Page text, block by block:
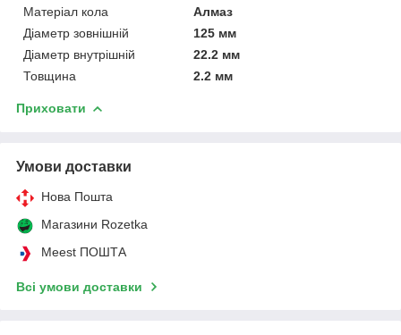
Матеріал кола
Алмаз
Діаметр зовнішній
125 мм
Діаметр внутрішній
22.2 мм
Товщина
2.2 мм
Приховати
Умови доставки
Нова Пошта
Магазини Rozetka
Meest ПОШТА
Всі умови доставки